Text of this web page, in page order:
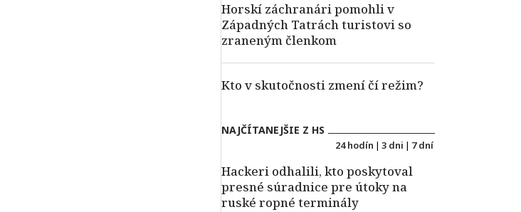
Horskí záchranári pomohli v
Západných Tatrách turistovi so
zraneným členkom
Kto v skutočnosti zmení čí režim?
NAJČÍTANEJŠIE Z HS
24 hodín | 3 dni | 7 dní
Hackeri odhalili, kto poskytoval
presné súradnice pre útoky na
ruské ropné terminály